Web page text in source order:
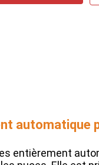
automatique
entièrement